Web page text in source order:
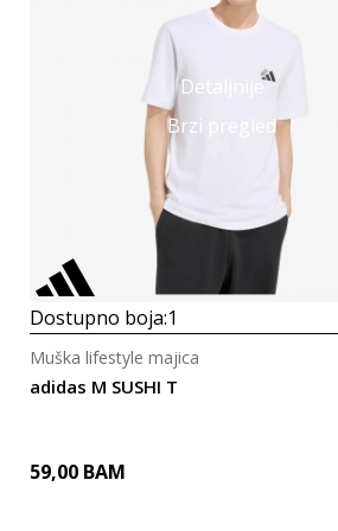
Detaljnije
Brzi pregled
Dostupno boja:1
adidas M SUSHI T
Muška lifestyle majica
59,00 BAM